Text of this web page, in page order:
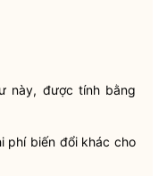
này, được tính bằng
phíbiến đổi khác cho